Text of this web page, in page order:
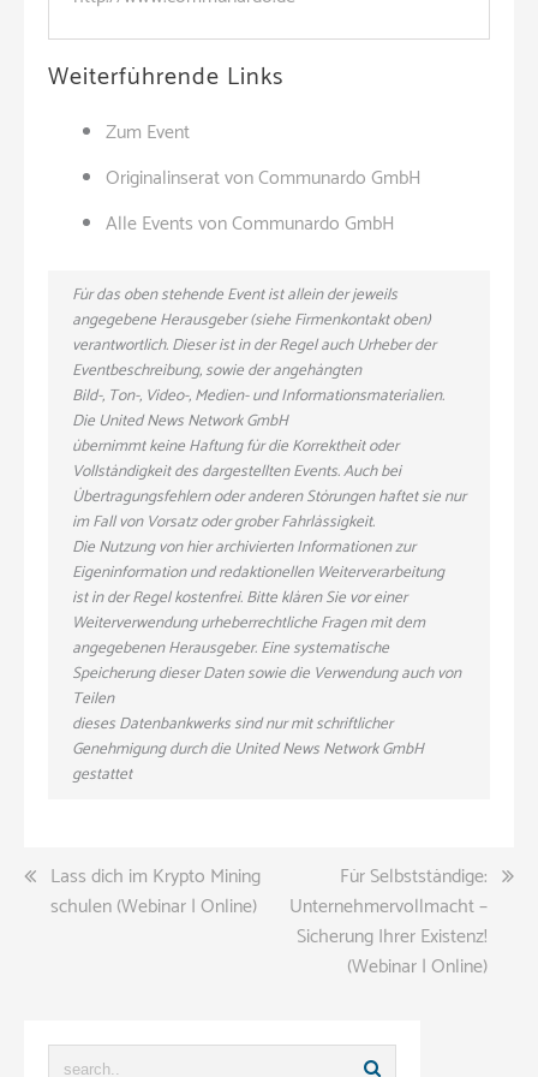
Weiterführende Links
Zum Event
Originalinserat von Communardo GmbH
Alle Events von Communardo GmbH
Für das oben stehende Event ist allein der jeweils
angegebene Herausgeber (siehe Firmenkontakt oben)
verantwortlich. Dieser ist in der Regel auch Urheber der
Eventbeschreibung, sowie der angehängten
Bild-, Ton-, Video-, Medien- und Informationsmaterialien.
Die United News Network GmbH
übernimmt keine Haftung für die Korrektheit oder
Vollständigkeit des dargestellten Events. Auch bei
Übertragungsfehlern oder anderen Störungen haftet sie nur
im Fall von Vorsatz oder grober Fahrlässigkeit.
Die Nutzung von hier archivierten Informationen zur
Eigeninformation und redaktionellen Weiterverarbeitung
ist in der Regel kostenfrei. Bitte klären Sie vor einer
Weiterverwendung urheberrechtliche Fragen mit dem
angegebenen Herausgeber. Eine systematische
Speicherung dieser Daten sowie die Verwendung auch von
Teilen
dieses Datenbankwerks sind nur mit schriftlicher
Genehmigung durch die United News Network GmbH
gestattet
Beitragsnavigation
Lass dich im Krypto Mining
schulen (Webinar | Online)
Für Selbstständige:
Unternehmervollmacht –
Sicherung Ihrer Existenz!
(Webinar | Online)